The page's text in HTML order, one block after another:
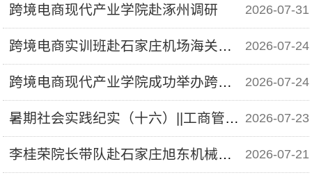
跨境电商现代产业学院赴涿州调研 2026-07-31
跨境电商实训班赴石家庄机场海关现场学习 2026-07-24
跨境电商现代产业学院成功举办跨境电商实训班 2026-07-24
暑期社会实践纪实（十六）||工商管理专业实践小分队赴东信产业园研学 2026-07-23
李桂荣院长带队赴石家庄旭东机械制造有限公司调研并访企拓岗 2026-07-21